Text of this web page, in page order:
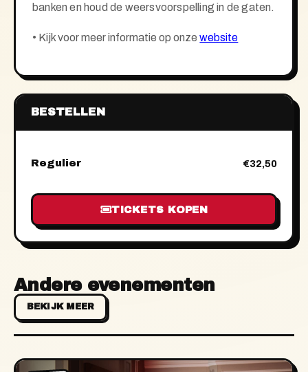
banken en houd de weersvoorspelling in de gaten.
• Kijk voor meer informatie op onzewebsite
BESTELLEN
Regulier €32,50
TICKETS KOPEN
Andere evenementen
BEKIJK MEER